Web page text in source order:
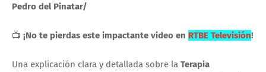
Pedro del Pinatar/
📺 ¡No te pierdas este impactante video en RTBE Televisión!
Una explicación clara y detallada sobre la Terapia